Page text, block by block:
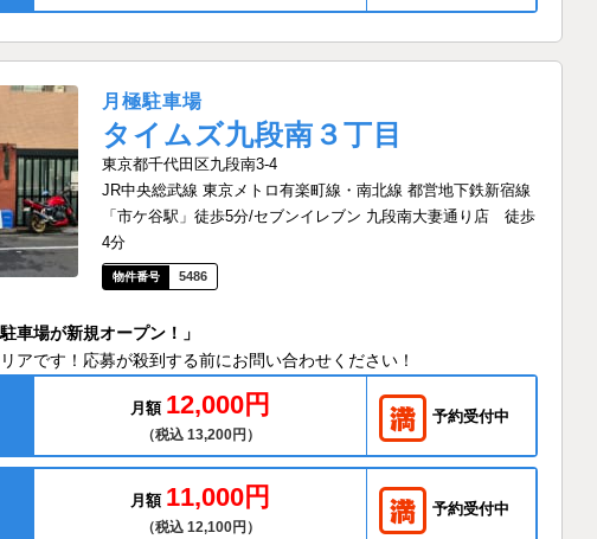
月極駐車場
タイムズ九段南３丁目
東京都千代田区九段南3-4
JR中央総武線 東京メトロ有楽町線・南北線 都営地下鉄新宿線
「市ケ谷駅」徒歩5分/セブンイレブン 九段南大妻通り店 徒歩
4分
5486
車場が新規オープン！」
アです！応募が殺到する前にお問い合わせください！
月額 12,000円
（税込 13,200円）
予約受付中
月額 11,000円
（税込 12,100円）
予約受付中